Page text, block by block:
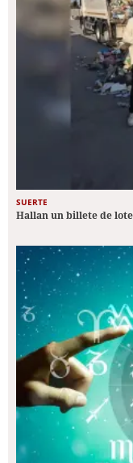
SUERTE
Hallan un billete de